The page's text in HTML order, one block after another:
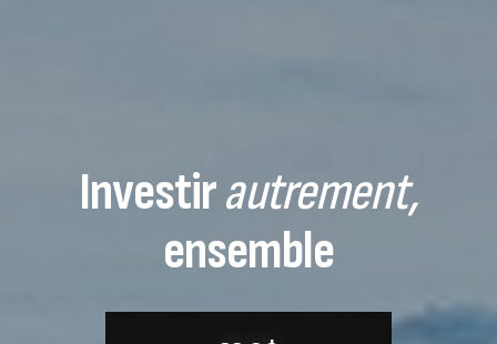
Investirautrement,
ensemble